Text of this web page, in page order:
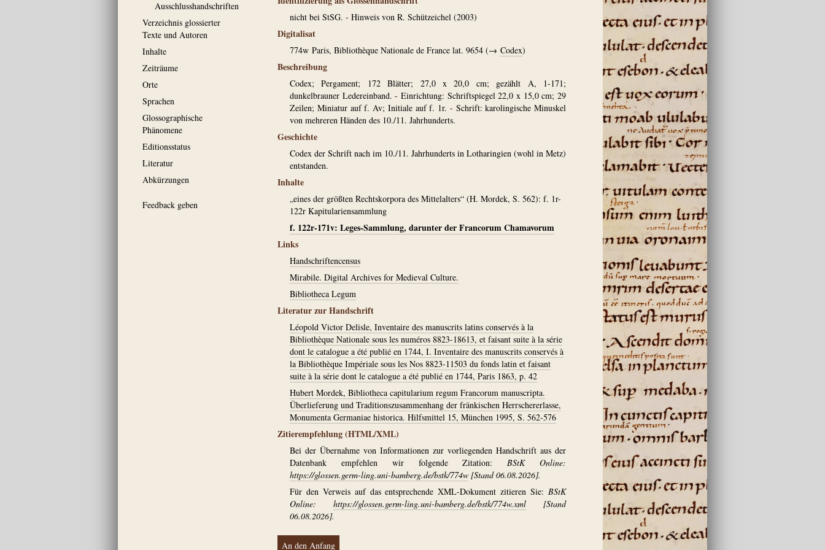
Ausschluss­handschriften
Verzeichnis glossierter
Texte und Autoren
Inhalte
Zeiträume
Orte
Sprachen
Glossographische
Phänomene
Editionsstatus
Literatur
Abkürzungen
Feedback geben
nicht bei StSG. - Hinweis von R. Schützeichel (2003)
Digitalisat
774w Paris, Bibliothèque Nationale de France lat. 9654 (→ Codex)
Beschreibung
Codex; Pergament; 172 Blätter; 27,0 x 20,0 cm; gezählt A, 1-171;
dunkelbrauner Ledereinband. - Einrichtung: Schriftspiegel 22,0 x 15,0 cm; 29
Zeilen; Miniatur auf f. Av; Initiale auf f. 1r. - Schrift: karolingische Minuskel
von mehreren Händen des 10./11. Jahrhunderts.
Geschichte
Codex der Schrift nach im 10./11. Jahrhunderts in Lotharingien (wohl in Metz)
entstanden.
Inhalte
„eines der größten Rechtskorpora des Mittelalters“ (H. Mordek, S. 562): f. 1r-
122r Kapitulariensammlung
f. 122r-171v: Leges-Sammlung, darunter der Francorum Chamavorum
Links
Handschriftencensus
Mirabile. Digital Archives for Medieval Culture.
Bibliotheca Legum
Literatur zur Handschrift
Léopold Victor Delisle, Inventaire des manuscrits latins conservés à la
Bibliothèque Nationale sous les numéros 8823-18613, et faisant suite à la série
dont le catalogue a été publié en 1744, I. Inventaire des manuscrits conservés à
la Bibliothèque Impériale sous les Nos 8823-11503 du fonds latin et faisant
suite à la série dont le catalogue a été publié en 1744, Paris 1863, p. 42
Hubert Mordek, Bibliotheca capitularium regum Francorum manuscripta.
Überlieferung und Traditionszusammenhang der fränkischen Herrschererlasse,
Monumenta Germaniae historica. Hilfsmittel 15, München 1995, S. 562-576
Zitierempfehlung (HTML/XML)
Bei der Übernahme von Informationen zur vorliegenden Handschrift aus der
Datenbank empfehlen wir folgende Zitation:BStK Online:
https://glossen.germ-ling.uni-bamberg.de/bstk/774w [Stand 06.08.2026].
Für den Verweis auf das entsprechende XML-Dokument zitieren Sie: BStK
Online: https://glossen.germ-ling.uni-bamberg.de/bstk/774w.xml [Stand
06.08.2026].
An den Anfang